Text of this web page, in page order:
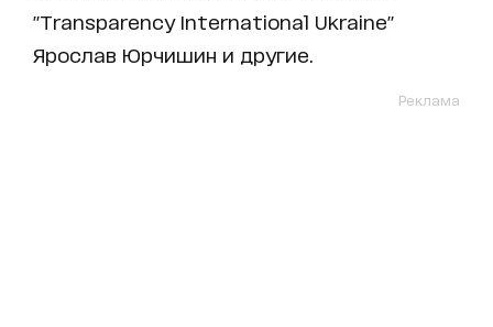
"Transparency International Ukraine"
Ярослав Юрчишин и другие.
Реклама